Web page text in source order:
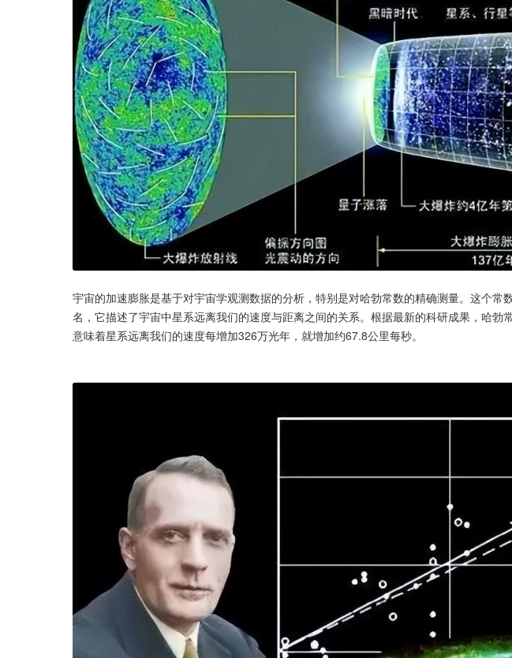
宇宙的加速膨胀是基于对宇宙学观测数据的分析，特别是对哈勃常数的精确测量。这个常
名，它描述了宇宙中星系远离我们的速度与距离之间的关系。根据最新的科研成果，哈勃
意味着星系远离我们的速度每增加326万光年，就增加约67.8公里每秒。